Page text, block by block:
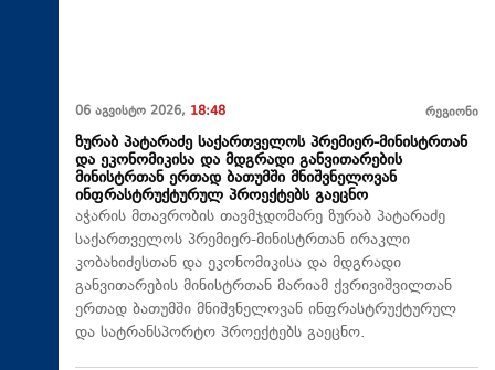
06 აგვისტო 2026, 18:48 რეგიონი
ზურაბ პატარაძე საქართველოს პრემიერ-მინისტრთან
და ეკონომიკისა და მდგრადი განვითარების
მინისტრთან ერთად ბათუმში მნიშვნელოვან
ინფრასტრუქტურულ პროექტებს გაეცნო
აჭარის მთავრობის თავმჯდომარე ზურაბ პატარაძე
საქართველოს პრემიერ-მინისტრთან ირაკლი
კობახიძესთან და ეკონომიკისა და მდგრადი
განვითარების მინისტრთან მარიამ ქვრივიშვილთან
ერთად ბათუმში მნიშვნელოვან ინფრასტრუქტურულ
და სატრანსპორტო პროექტებს გაეცნო.